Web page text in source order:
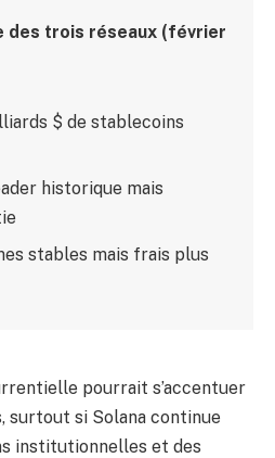
des trois réseaux (février
$ de stablecoins
historique mais
stables mais frais plus
pourrait s’accentuer
surtout si Solana continue
institutionnelles et des